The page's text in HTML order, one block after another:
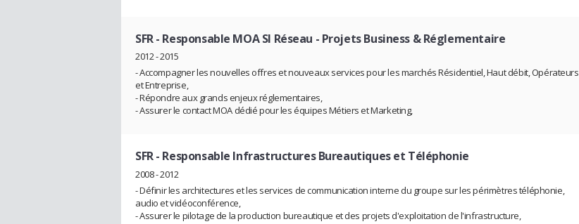
SFR- Responsable MOA SI Réseau - Projets Business & Réglementaire
2012 - 2015
- Accompagner les nouvelles offres et nouveaux services pour les marchés Résidentiel, Haut débit, Opérateurs
et Entreprise,
- Répondre aux grands enjeux réglementaires,
- Assurer le contact MOA dédié pour les équipes Métiers et Marketing,
SFR- Responsable Infrastructures Bureautiques et Téléphonie
2008 - 2012
- Définir les architectures et les services de communication interne du groupe sur les périmètres téléphonie,
audio et vidéoconférence,
- Assurer le pilotage de la production bureautique et des projets d'exploitation de l'infrastructure,